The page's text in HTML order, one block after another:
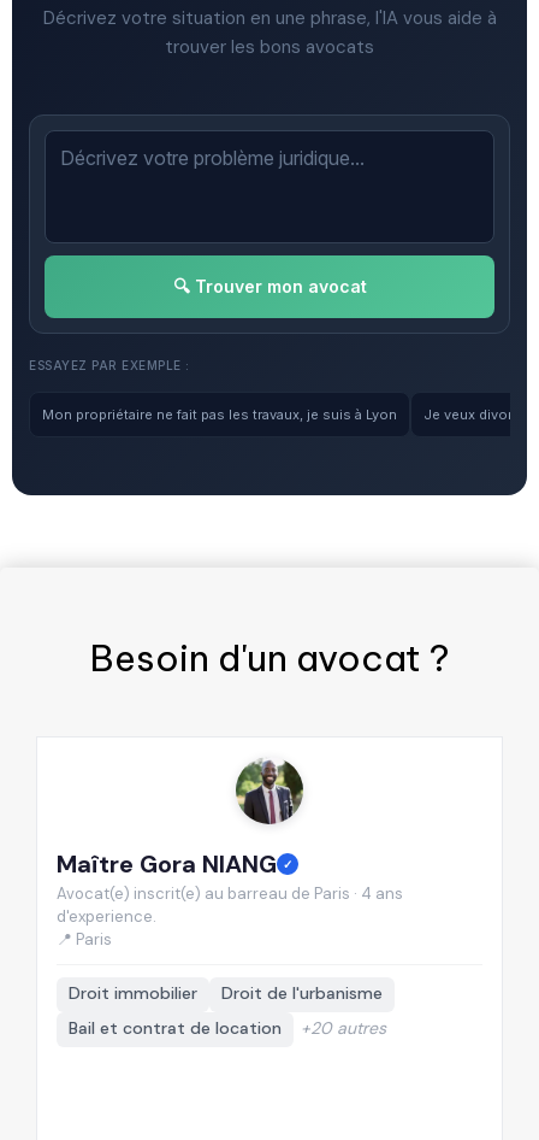
Décrivez votre situation en une phrase, l'IA vous aide à
trouver les bons avocats
🔍 Trouver mon avocat
ESSAYEZ PAR EXEMPLE :
Mon propriétaire ne fait pas les travaux, je suis à Lyon Je veux
Besoin d'un avocat ?
Maître Gora NIANG ✓
Avocat(e) inscrit(e) au barreau de Paris · 4 ans
d'experience.
📍 Paris
Droit immobilier
Droit de l'urbanisme
Bail et contrat de location
+20 autres